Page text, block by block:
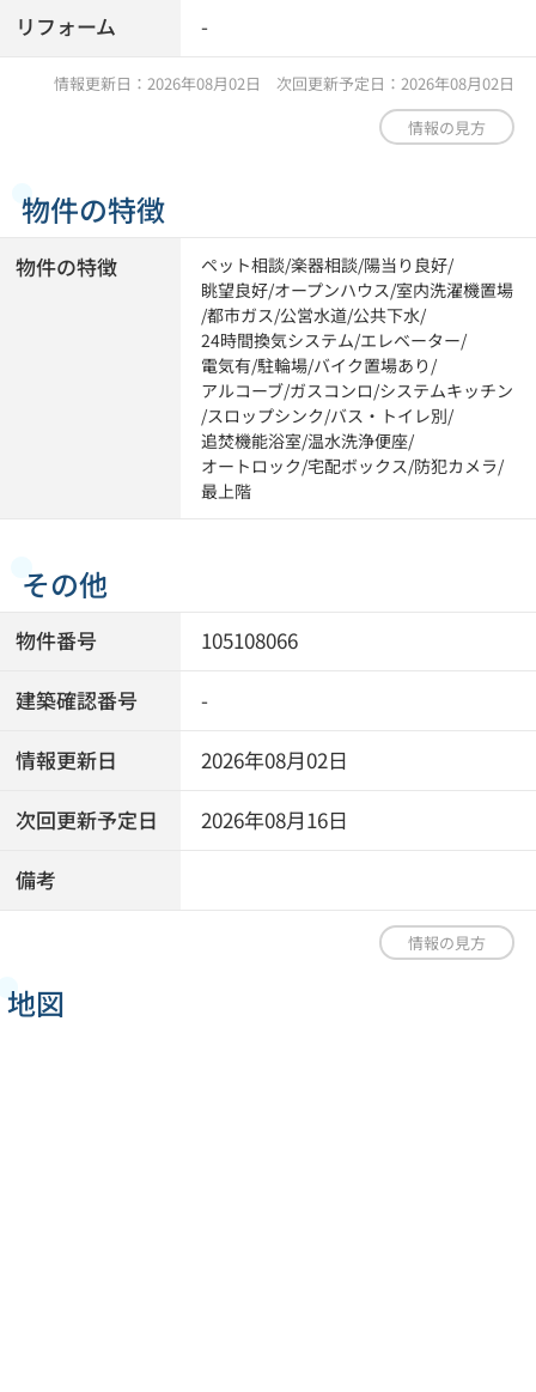
リフォーム -
情報更新日：2026年08月02日 次回更新予定日：2026年08月02日
情報の見方
物件の特徴
物件の特徴 ペット相談/楽器相談/陽当り良好/
眺望良好/オープンハウス/室内洗濯機置場
/都市ガス/公営水道/公共下水/
24時間換気システム/エレベーター/
電気有/駐輪場/バイク置場あり /
アルコーブ/ガスコンロ/システムキッチン
/スロップシンク/バス・トイレ別/
追焚機能浴室/温水洗浄便座/
オートロック/宅配ボックス/防犯カメラ/
最上階
その他
物件番号 105108066
建築確認番号 -
情報更新日 2026年08月02日
次回更新予定日 2026年08月16日
備考
情報の見方
地図